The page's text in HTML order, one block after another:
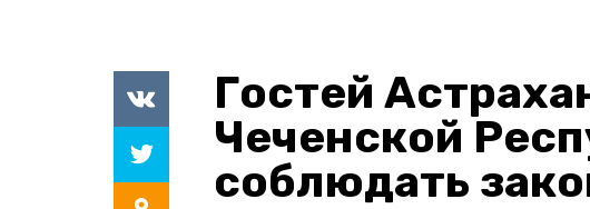
Гостей
Чеченской
соблюдать